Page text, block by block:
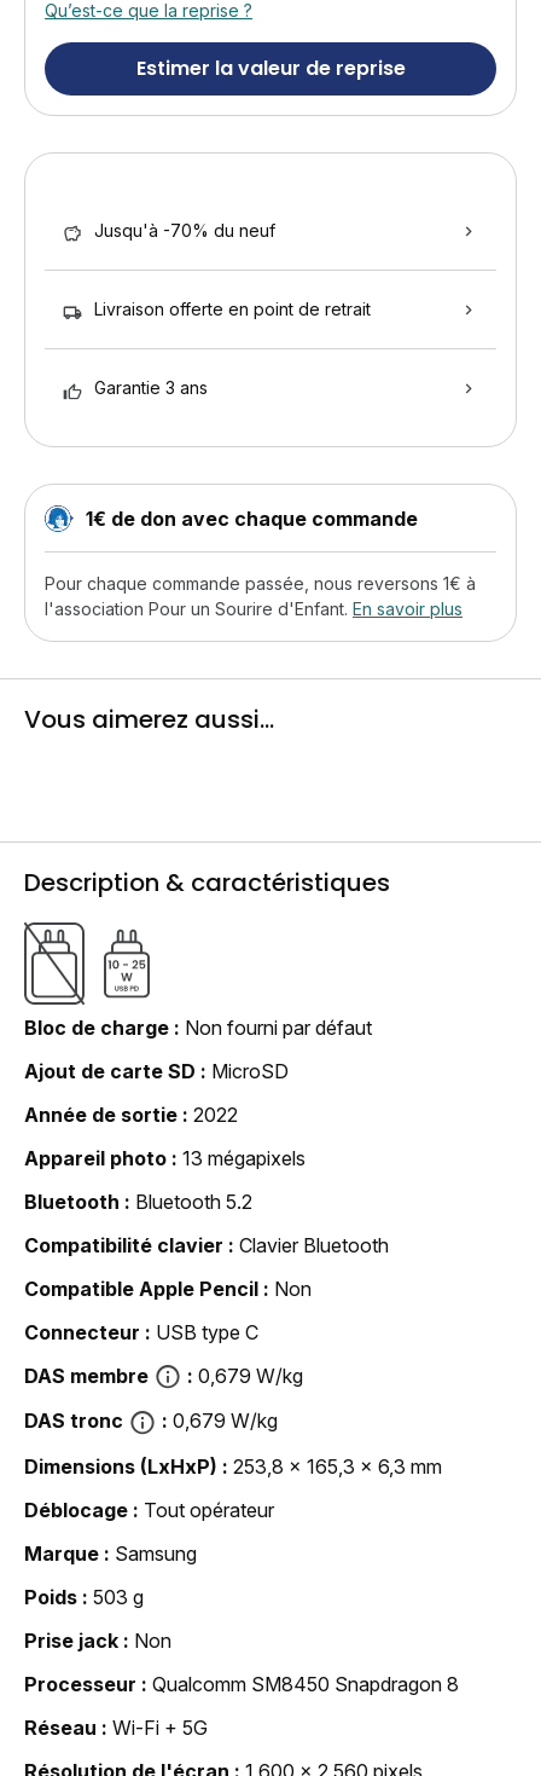
Qu’est-ce que la reprise ?
Estimer la valeur de reprise
Jusqu'à -70% du neuf
Livraison offerte en point de retrait
Garantie 3 ans
1€ de don avec chaque commande
Pour chaque commande passée, nous reversons 1€ à
l'association Pour un Sourire d'Enfant. En savoir plus
Vous aimerez aussi...
Description & caractéristiques
Bloc de charge
Non fourni par défaut
Ajout de carte SD
MicroSD
Année de sortie
2022
Appareil photo
13 mégapixels
Bluetooth
Bluetooth 5.2
Compatibilité clavier
Clavier Bluetooth
Compatible Apple Pencil
Non
Connecteur
USB type C
DAS membre
0,679 W/kg
DAS tronc
0,679 W/kg
Dimensions (LxHxP)
253,8 x 165,3 x 6,3 mm
Déblocage
Tout opérateur
Marque
Samsung
Poids
503 g
Prise jack
Non
Processeur
Qualcomm SM8450 Snapdragon 8
Réseau
Wi-Fi + 5G
Résolution de l'écran
1 600 x 2 560 pixels